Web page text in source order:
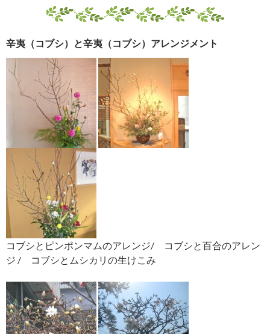
辛夷（コブシ）と辛夷（コブシ）アレンジメント
コブシとピンポンマムのアレンジ/ コブシと百合のアレン
ジ / コブシとムシカリの生けこみ